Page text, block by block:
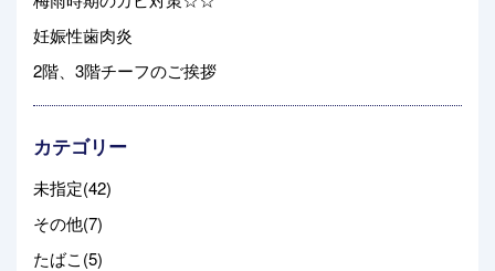
妊娠性歯肉炎
2階、3階チーフのご挨拶
カテゴリー
未指定(42)
その他(7)
たばこ(5)